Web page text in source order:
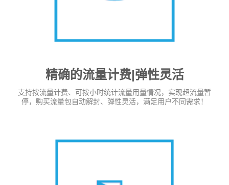
精确的流量计费|弹性灵活
支持按流量计费、可按小时统计流量用量情况，实现超流量暂
停，购买流量包自动解封、弹性灵活，满足用户不同需求！